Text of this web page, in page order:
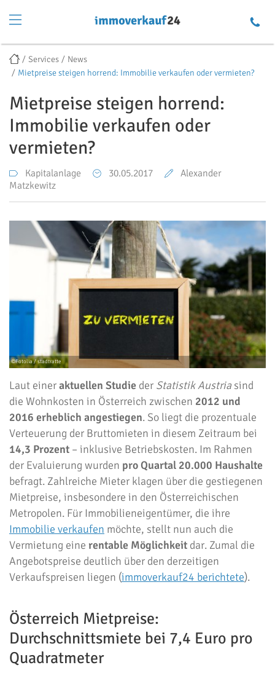
Services
News
Mietpreise steigen horrend: Immobilie verkaufen oder vermieten?
Mietpreise steigen horrend:
Immobilie verkaufen oder
vermieten?
Kapitalanlage 30.05.2017
Alexander
Matzkewitz
Laut eineraktuellen Studie der Statistik Austria sind
die Wohnkosten in Österreich zwischen 2012 und
2016 erheblich angestiegen. So liegt die prozentuale
Verteuerung der Bruttomieten in diesem Zeitraum bei
14,3 Prozent – inklusive Betriebskosten. Im Rahmen
der Evaluierung wurden pro Quartal 20.000 Haushalte
befragt. Zahlreiche Mieter klagen über die gestiegenen
Mietpreise, insbesondere in den Österreichischen
Metropolen. Für Immobilieneigentümer, die ihre
Immobilie verkaufen möchte, stellt nun auch die
Vermietung eine rentable Möglichkeit dar. Zumal die
Angebotspreise deutlich über den derzeitigen
Verkaufspreisen liegen (immoverkauf24 berichtete).
Österreich Mietpreise:
Durchschnittsmiete bei 7,4 Euro pro
Quadratmeter